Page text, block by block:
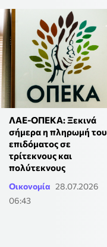
ΛΑΕ-ΟΠΕΚΑ: Ξεκινά
σήμερα η πληρωμή του
επιδόματος σε
τρίτεκνους και
πολύτεκνους
Οικονομία 28.07.2026
06:43